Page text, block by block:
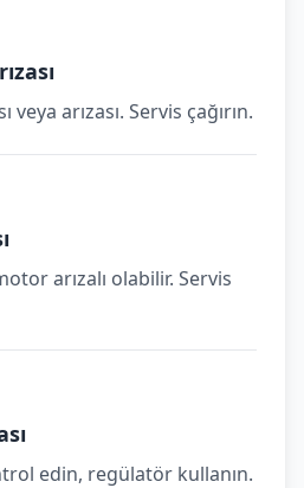
veya arızası. Servis çağırın.
arızalı olabilir. Servis
edin, regülatör kullanın.